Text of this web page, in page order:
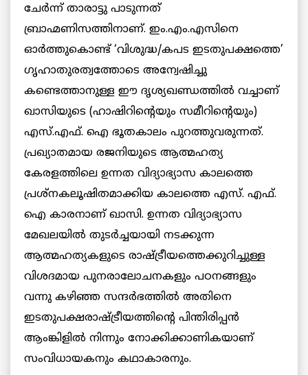
ചേര്‍ന്ന് താരാട്ടു പാടുന്നത്
ബ്രാഹ്മണിസത്തിനാണ്. ഇം.എം.എസിനെ
ഓര്‍ത്തുകൊണ്ട് ‘വിശുദ്ധ/കപട ഇടതുപക്ഷത്തെ’
ഗൃഹാതുരത്വത്തോടെ അന്വേഷിച്ചു
കണ്ടെത്താനുള്ള ഈ ദൃശ്യഖണ്ഡത്തില്‍ വച്ചാണ്
ഖാസിയുടെ (ഹാഷിറിന്റെയും സമീറിന്റെയും)
എസ്.എഫ്. ഐ ഭൂതകാലം പുറത്തുവരുന്നത്.
പ്രഖ്യാതമായ രജനിയുടെ ആത്മഹത്യ
കേരളത്തിലെ ഉന്നത വിദ്യാഭ്യാസ കാലത്തെ
പ്രശ്‌നകലൂഷിതമാക്കിയ കാലത്തെ എസ്. എഫ്.
ഐ കാരനാണ് ഖാസി. ഉന്നത വിദ്യാഭ്യാസ
മേഖലയില്‍ തുടര്‍ച്ചയായി നടക്കുന്ന
ആത്മഹത്യകളുടെ രാഷ്ട്രീയത്തെക്കുറിച്ചുള്ള
വിശദമായ പുനരാലോചനകളും പഠനങ്ങളും
വന്നു കഴിഞ്ഞ സന്ദര്‍ഭത്തില്‍ അതിനെ
ഇടതുപക്ഷരാഷ്ട്രീയത്തിന്റെ പിന്തിരിപ്പന്‍
ആംങ്കിളില്‍ നിന്നും നോക്കിക്കാണികയാണ്
സംവിധായകനും കഥാകാരനും.